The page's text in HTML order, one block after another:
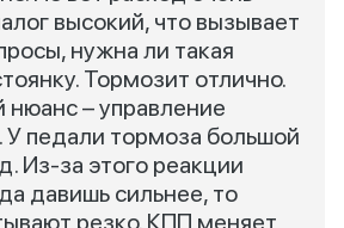
высокий, что вызывает
нужна ли такая
Тормозит отлично.
– управление
педали тормоза большой
Из-за этого реакции
давишь сильнее, то
резко. КПП меняет